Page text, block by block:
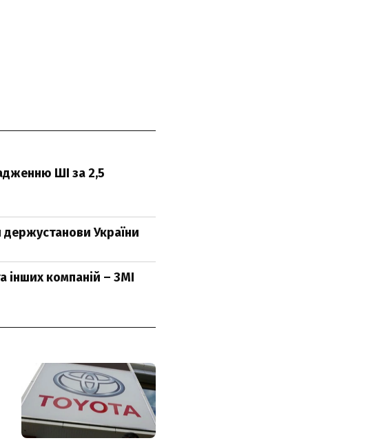
ШІ за 2,5
України
інших компаній – ЗМІ